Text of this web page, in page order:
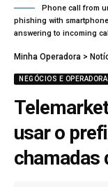
Phone call from
phishing with
answering to incoming
Minha Operadora >
NEGÓCIOS E
usar o
chamadas